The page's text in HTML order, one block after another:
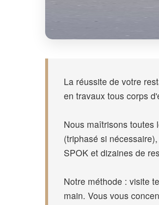
La réussite de votre
en travaux tous corps
Nous maîtrisons toutes
(triphasé si
SPOK et dizaines de
Notre méthode : visite
main. Vous vous